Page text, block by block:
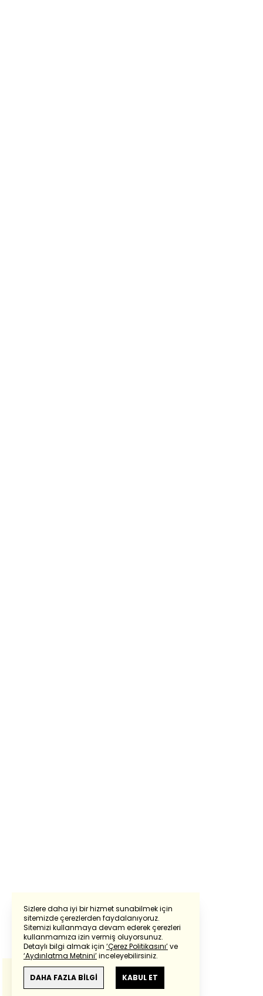
Sizlere daha iyi bir hizmet sunabilmek için
sitemizde çerezlerden faydalanıyoruz.
Sitemizi kullanmaya devam ederek çerezleri
kullanmamıza izin vermiş oluyorsunuz.
Detaylı bilgi almak için ‘Çerez Politikasını’ve
‘Aydınlatma Metnini’inceleyebilirsiniz.
DAHA FAZLA BİLGİ KABUL ET
Powered by Translate
Bu çevirideGoogle Transletekullanılmıştır.
Anlam ve çeviri hatalarından
haberturk.com
sorumlu değildir.